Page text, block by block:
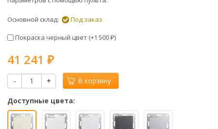
Основной склад: Под заказ
Покраска черный цвет (+1 500 ₽)
41 241 ₽
- + В корзину
Доступные цвета: